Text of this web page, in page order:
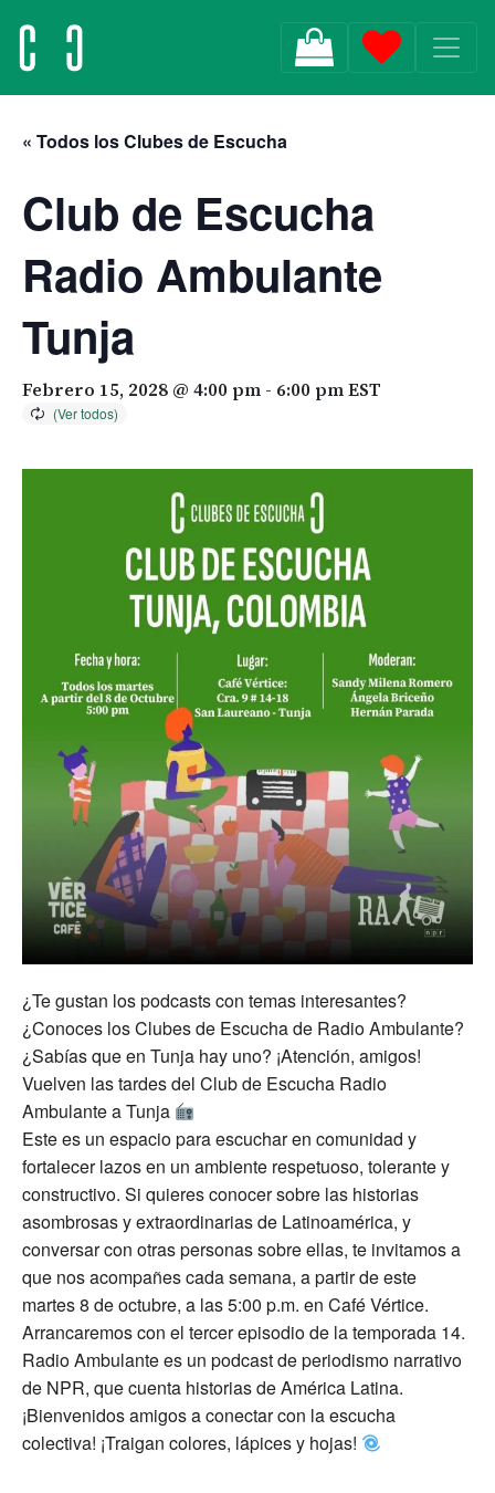
MAIN NAVIGATION
« Todos los Clubes de Escucha
Club de Escucha
Radio Ambulante
Tunja
Febrero 15, 2028 @ 4:00 pm - 6:00 pmEST
¿Te gustan los podcasts con temas interesantes?
¿Conoces los Clubes de Escucha de Radio Ambulante?
¿Sabías que en Tunja hay uno? ¡Atención, amigos!
Vuelven las tardes del Club de Escucha Radio
Ambulante a Tunja
Este es un espacio para escuchar en comunidad y
fortalecer lazos en un ambiente respetuoso, tolerante y
constructivo. Si quieres conocer sobre las historias
asombrosas y extraordinarias de Latinoamérica, y
conversar con otras personas sobre ellas, te invitamos a
que nos acompañes cada semana, a partir de este
martes 8 de octubre, a las 5:00 p.m. en Café Vértice.
Arrancaremos con el tercer episodio de la temporada 14.
Radio Ambulante es un podcast de periodismo narrativo
de NPR, que cuenta historias de América Latina.
¡Bienvenidos amigos a conectar con la escucha
colectiva! ¡Traigan colores, lápices y hojas!